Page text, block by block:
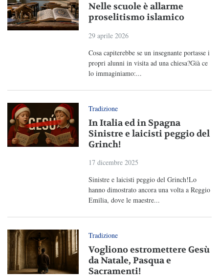
Nelle scuole è allarme
proselitismo islamico
29 aprile 2026
Cosa capiterebbe se un insegnante portasse i
propri alunni in visita ad una chiesa?Già ce
lo immaginiamo:...
Tradizione
In Italia ed in Spagna
Sinistre e laicisti peggio del
Grinch!
17 dicembre 2025
Sinistre e laicisti peggio del Grinch!Lo
hanno dimostrato ancora una volta a Reggio
Emilia, dove le maestre...
Tradizione
Vogliono estromettere Gesù
da Natale, Pasqua e
Sacramenti!